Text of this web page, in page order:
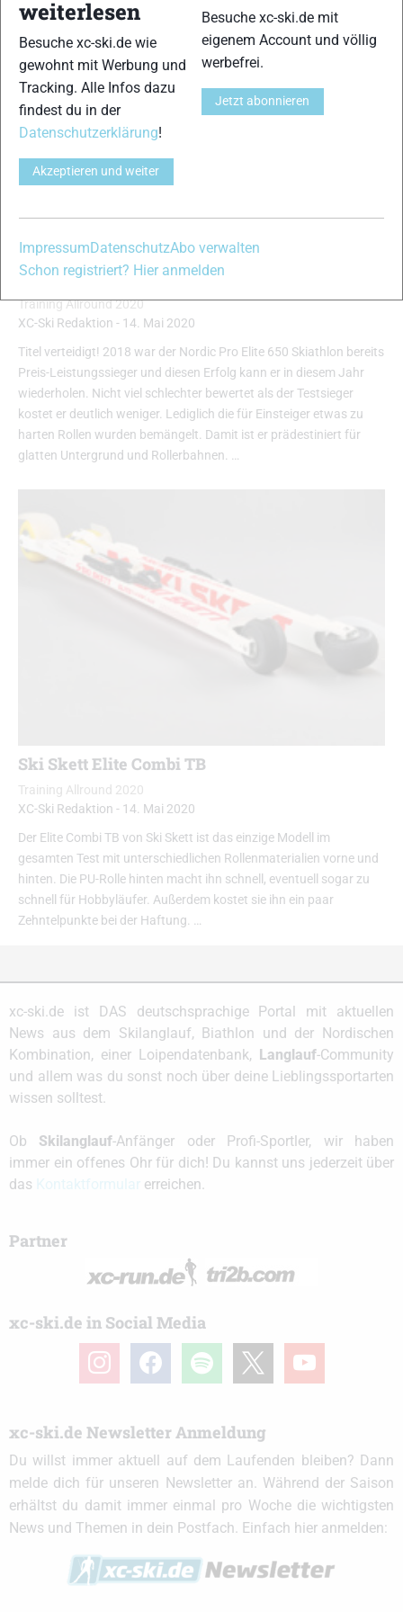
Nordic Pro Elite 650 Skiathlon
Training Allround 2020
XC-Ski Redaktion - 14. Mai 2020
Titel verteidigt! 2018 war der Nordic Pro Elite 650 Skiathlon bereits
Preis-Leistungssieger und diesen Erfolg kann er in diesem Jahr
wiederholen. Nicht viel schlechter bewertet als der Testsieger
kostet er deutlich weniger. Lediglich die für Einsteiger etwas zu
harten Rollen wurden bemängelt. Damit ist er prädestiniert für
glatten Untergrund und Rollerbahnen. …
Ski Skett Elite Combi TB
Training Allround 2020
XC-Ski Redaktion - 14. Mai 2020
Der Elite Combi TB von Ski Skett ist das einzige Modell im
gesamten Test mit unterschiedlichen Rollenmaterialien vorne und
hinten. Die PU-Rolle hinten macht ihn schnell, eventuell sogar zu
schnell für Hobbyläufer. Außerdem kostet sie ihn ein paar
Zehntelpunkte bei der Haftung. …
xc-ski.de ist DAS deutschsprachige Portal mit aktuellen
News aus dem Skilanglauf, Biathlon und der Nordischen
Kombination, einer Loipendatenbank, Langlauf-Community
und allem was du sonst noch über deine Lieblingssportarten
wissen solltest.
Ob Skilanglauf-Anfänger oder Profi-Sportler, wir haben
immer ein offenes Ohr für dich! Du kannst uns jederzeit über
das
erreichen.
Partner
xc-ski.de in Social Media
instagramfacebook spotify youtube
xc-ski.de Newsletter Anmeldung
Du willst immer aktuell auf dem Laufenden bleiben? Dann
melde dich für unseren Newsletter an. Während der Saison
erhältst du damit immer einmal pro Woche die wichtigsten
News und Themen in dein Postfach. Einfach hier anmelden:
weiterlesen
Besuche xc-ski.de wie
gewohnt mit Werbung und
Tracking. Alle Infos dazu
findest du in der
Datenschutzerklärung!
Akzeptieren und weiter
Besuche xc-ski.de mit
eigenem Account und völlig
werbefrei.
Jetzt abonnieren
Impressum DatenschutzAbo verwalten
Schon registriert? Hier anmelden